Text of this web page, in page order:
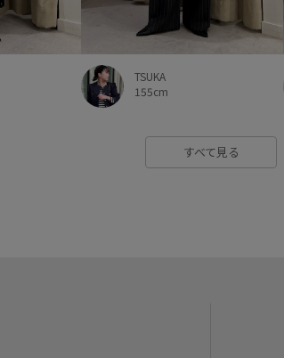
TSUKA
155cm
すべて見る